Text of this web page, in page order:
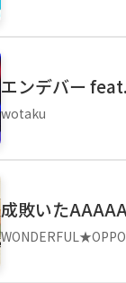
エンデバー
wotaku
成敗いた